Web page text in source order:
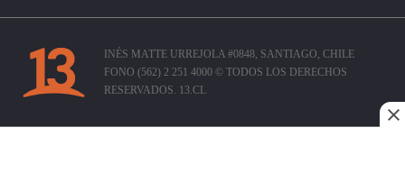
INÉS MATTE URREJOLA #0848, SANTIAGO, CHILE
FONO (562) 2 251 4000 © TODOS LOS DERECHOS
RESERVADOS. 13.CL